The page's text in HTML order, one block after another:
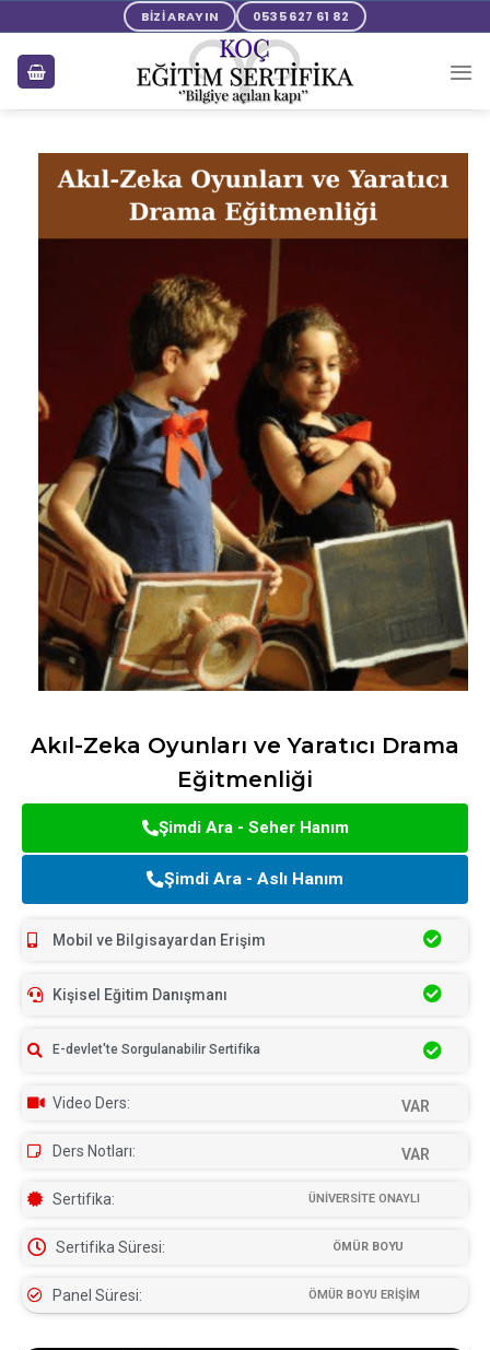
BİZİ ARAYIN 0535 627 61 82
Akıl-Zeka Oyunları ve Yaratıcı Drama
Eğitmenliği
Şimdi Ara - Seher Hanım
Şimdi Ara - Aslı Hanım
Mobil ve Bilgisayardan Erişim
Kişisel Eğitim Danışmanı
E-devlet'te Sorgulanabilir Sertifika
Video Ders: VAR
Ders Notları: VAR
Sertifika: ÜNİVERSİTE ONAYLI
Sertifika Süresi: ÖMÜR BOYU
Panel Süresi: ÖMÜR BOYU ERİŞİM